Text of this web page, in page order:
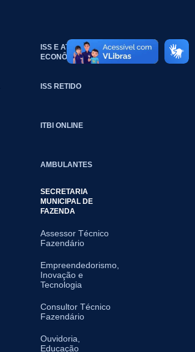
ISS E ATIVIDADES
ECONÔMICAS
ISS RETIDO
ITBI ONLINE
AMBULANTES
SECRETARIA
MUNICIPAL DE
FAZENDA
Assessor Técnico
Fazendário
Empreendedorismo,
Inovação e
Tecnologia
Consultor Técnico
Fazendário
Ouvidoria,
Educação